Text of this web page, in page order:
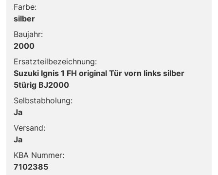
Farbe:
silber
Baujahr:
2000
Ersatzteilbezeichnung:
Suzuki Ignis 1 FH original Tür vorn links silber
5türig BJ2000
Selbstabholung:
Ja
Versand:
Ja
KBA Nummer:
7102385